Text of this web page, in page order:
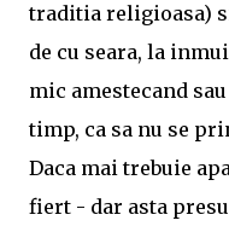
traditia religioasa)
de cu seara, la
mic amestecand
timp, ca sa nu se
Daca mai trebuie
fiert - dar asta